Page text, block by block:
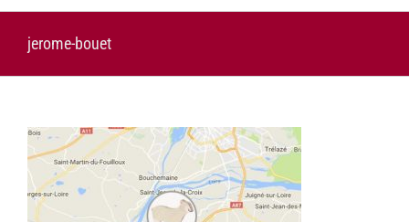
jerome-bouet